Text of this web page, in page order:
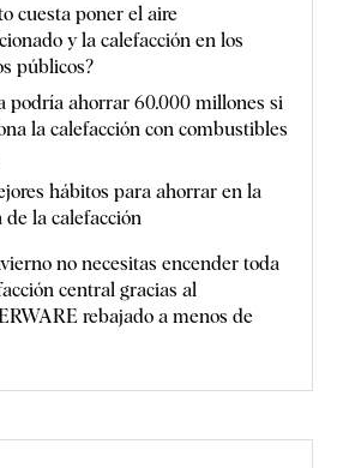
cuesta poner el aire
y la calefacción en los
públicos?
podría ahorrar 60.000 millones si
la calefacción con combustibles
hábitos para ahorrar en la
de la calefacción
no necesitas encender toda
central gracias al
rebajado a menos de